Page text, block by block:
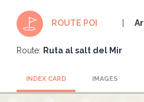
ROUTE POI
Route: Ruta al salt del Mir
INDEX CARD IMAGES